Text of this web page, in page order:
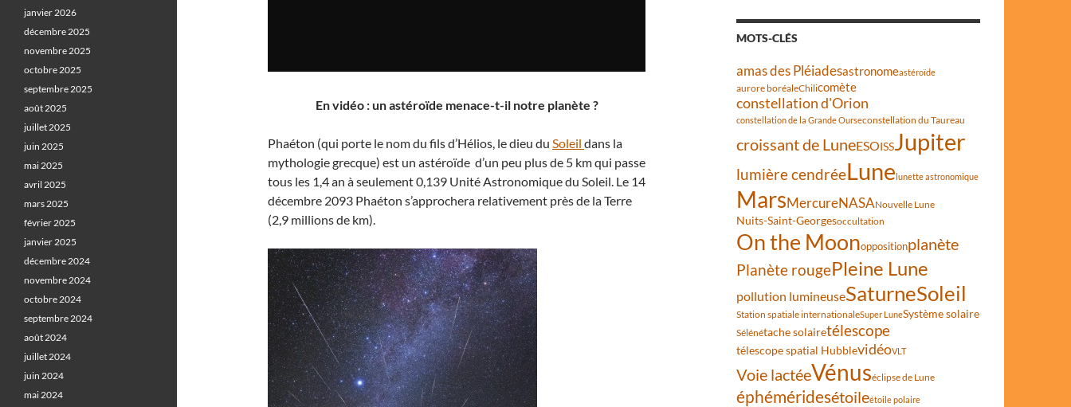
En vidéo : un astéroïde menace-t-il notre planète ?
Phaéton (qui porte le nom du fils d’Hélios, le dieu du Soleil dans la
mythologie grecque) est un astéroïde d’un peu plus de 5 km qui passe
tous les 1,4 an à seulement 0,139 Unité Astronomique du Soleil. Le 14
décembre 2093 Phaéton s’approchera relativement près de la Terre
(2,9 millions de km).
MOTS-CLÉS
amas des Pléiadesastronomeastéroïde
aurore boréaleChilicomète
constellation d'Orion
constellation de la Grande Ourseconstellation du Taureau
croissant de LuneESOISSJupiter
lumière cendréeLunelunette astronomique
MarsMercureNASANouvelle Lune
Nuits-Saint-Georgesoccultation
On the Moonoppositionplanète
Planète rougePleine Lune
pollution lumineuseSaturneSoleil
Station spatiale internationaleSuper LuneSystème solaire
Sélénétache solairetélescope
télescope spatial HubblevidéoVLT
Voie lactéeVénuséclipse de Lune
éphéméridesétoileétoile polaire
janvier 2026
décembre 2025
novembre 2025
octobre 2025
septembre 2025
août 2025
juillet 2025
juin 2025
mai 2025
avril 2025
mars 2025
février 2025
janvier 2025
décembre 2024
novembre 2024
octobre 2024
septembre 2024
août 2024
juillet 2024
juin 2024
mai 2024